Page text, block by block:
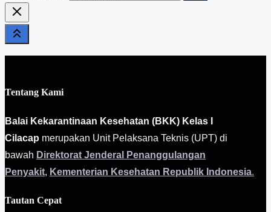
Tentang Kami
Balai Kekarantinaan Kesehatan (BKK) Kelas I
Cilacap merupakan Unit Pelaksana Teknis (UPT) di
bawah Direktorat Jenderal Penanggulangan
Penyakit, Kementerian Kesehatan Republik Indonesia.
Tautan Cepat